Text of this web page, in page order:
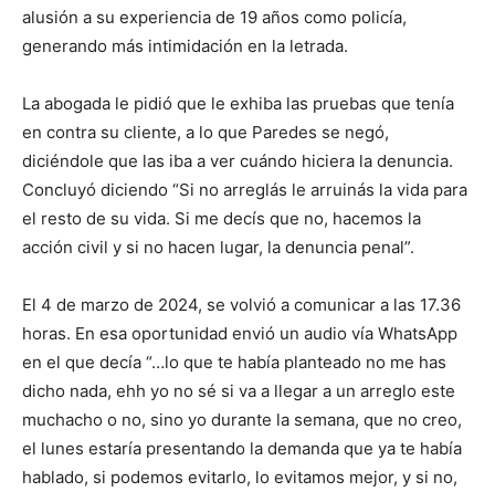
alusión a su experiencia de 19 años como policía,
generando más intimidación en la letrada.
La abogada le pidió que le exhiba las pruebas que tenía
en contra su cliente, a lo que Paredes se negó,
diciéndole que las iba a ver cuándo hiciera la denuncia.
Concluyó diciendo “Si no arreglás le arruinás la vida para
el resto de su vida. Si me decís que no, hacemos la
acción civil y si no hacen lugar, la denuncia penal”.
El 4 de marzo de 2024, se volvió a comunicar a las 17.36
horas. En esa oportunidad envió un audio vía WhatsApp
en el que decía “…lo que te había planteado no me has
dicho nada, ehh yo no sé si va a llegar a un arreglo este
muchacho o no, sino yo durante la semana, que no creo,
el lunes estaría presentando la demanda que ya te había
hablado, si podemos evitarlo, lo evitamos mejor, y si no,